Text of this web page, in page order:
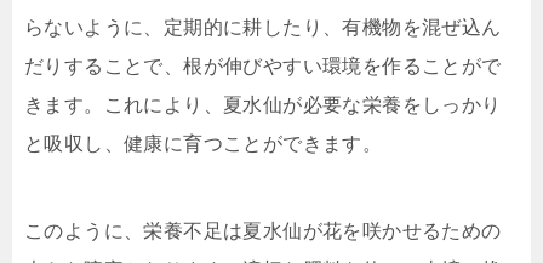
らないように、定期的に耕したり、有機物を混ぜ込ん
だりすることで、根が伸びやすい環境を作ることがで
きます。これにより、夏水仙が必要な栄養をしっかり
と吸収し、健康に育つことができます。
このように、栄養不足は夏水仙が花を咲かせるための